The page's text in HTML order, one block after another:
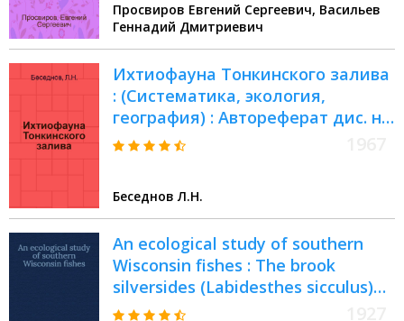
Просвиров Евгений Сергеевич, Васильев
Геннадий Дмитриевич
Ихтиофауна Тонкинского залива
: (Систематика, экология,
география) : Автореферат дис. на
соискание учен. степени канд.
Беседнов Л.Н.
An ecological study of southern
Wisconsin fishes : The brook
silversides (Labidesthes sicculus)
and the Cisco (Leucichthys artedi)